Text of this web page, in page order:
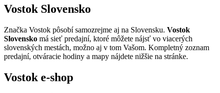
Vostok Slovensko
Značka Vostok pôsobí samozrejme aj na Slovensku. Vostok
Slovensko má sieť predajní, ktoré môžete nájsť vo viacerých
slovenských mestách, možno aj v tom Vašom. Kompletný zoznam
predajní, otváracie hodiny a mapy nájdete nižšie na stránke.
Vostok e-shop